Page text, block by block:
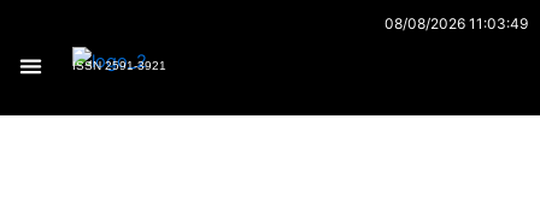
contenido
08/08/2026 11:03:49
ISSN 2591-3921